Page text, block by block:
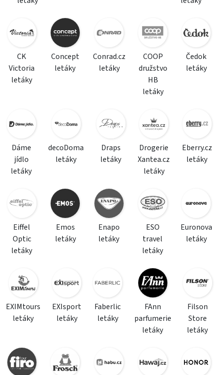
CK
Victoria
letáky
Concept
letáky
Conrad.cz
letáky
COOP
družstvo
HB
letáky
Čedok
letáky
Dáme
jídlo
letáky
decoDoma
letáky
Draps
letáky
Drogerie
Xantea.cz
letáky
Eberry.cz
letáky
Eiffel
Optic
letáky
Emos
letáky
Enapo
letáky
ESO
travel
letáky
Euronova
letáky
EXIMtours
letáky
EXIsport
letáky
Faberlic
letáky
FAnn
parfumerie
letáky
Filson
Store
letáky